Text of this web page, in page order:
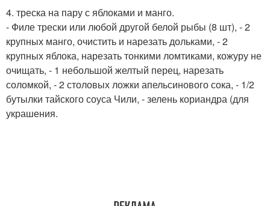
4. треска на пару с яблоками и манго.
- Филе трески или любой другой белой рыбы (8 шт), - 2
крупных манго, очистить и нарезать дольками, - 2
крупных яблока, нарезать тонкими ломтиками, кожуру не
очищать, - 1 небольшой желтый перец, нарезать
соломкой, - 2 столовых ложки апельсинового сока, - 1/2
бутылки тайского соуса Чили, - зелень кориандра (для
украшения.